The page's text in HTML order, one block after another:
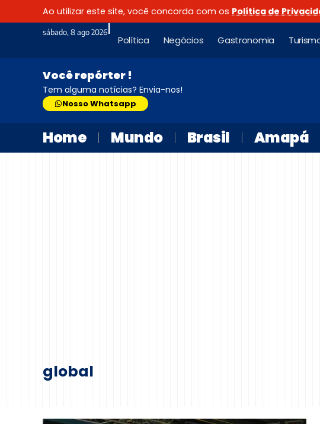
Ao utilizar este site, você concorda com os Política de
sábado, 8 ago 2026|
Política Negócios Gastronomia
Você repórter !
Tem alguma notícias? Envia-nos!
Nosso Whatsapp
Home Mundo Brasil Amapá
global